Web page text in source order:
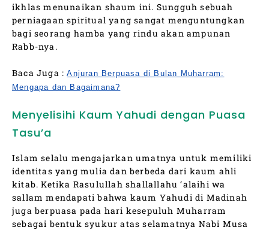
ikhlas menunaikan shaum ini. Sungguh sebuah
perniagaan spiritual yang sangat menguntungkan
bagi seorang hamba yang rindu akan ampunan
Rabb-nya.
Baca Juga :Anjuran Berpuasa di Bulan Muharram:
Mengapa dan Bagaimana?
Menyelisihi Kaum Yahudi dengan Puasa
Tasu’a
Islam selalu mengajarkan umatnya untuk memiliki
identitas yang mulia dan berbeda dari kaum ahli
kitab. Ketika Rasulullah shallallahu ‘alaihi wa
sallam mendapati bahwa kaum Yahudi di Madinah
juga berpuasa pada hari kesepuluh Muharram
sebagai bentuk syukur atas selamatnya Nabi Musa